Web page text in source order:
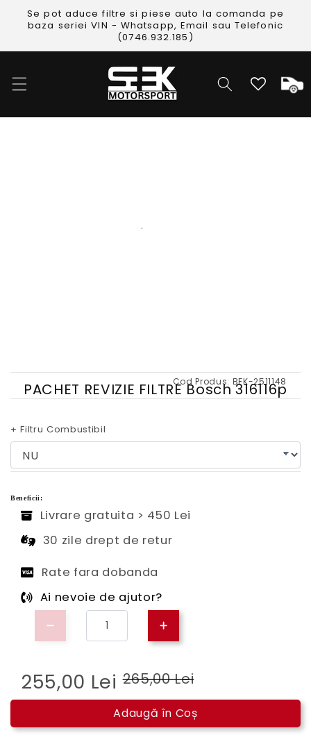
Skip to
content
Se pot aduce filtre si piese auto la comanda pe
baza seriei VIN - Whatsapp, Email sau Telefonic
(0746.932.185)
Cos
Cod Produs: BFK-2511148
PACHET REVIZIE FILTRE Bosch 316116p
+ Filtru Combustibil
Beneficii:
Livrare gratuita > 450 Lei
30 zile drept de retur
Rate fara dobanda
Ai nevoie de ajutor?
255,00 Lei 265,00 Lei
Adaugă în Coș